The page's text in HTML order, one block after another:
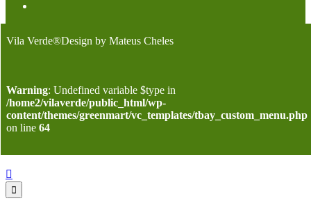
Vila Verde®Design by Mateus Cheles
Warning: Undefined variable $type in
/home2/vilaverde/public_html/wp-
content/themes/greenmart/vc_templates/tbay_custom_menu.php
on line 64